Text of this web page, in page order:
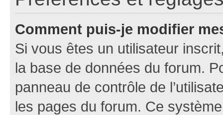
Comment puis-je modifier
Si vous êtes un utilisateur
la base de données du forum.
panneau de contrôle de
les pages du forum. Ce